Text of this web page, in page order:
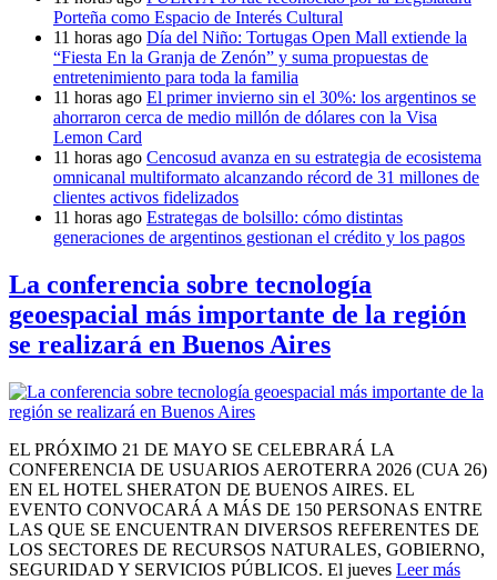
Porteña como Espacio de Interés Cultural
11 horas ago Día del Niño: Tortugas Open Mall extiende la
“Fiesta En la Granja de Zenón” y suma propuestas de
entretenimiento para toda la familia
11 horas ago El primer invierno sin el 30%: los argentinos se
ahorraron cerca de medio millón de dólares con la Visa
Lemon Card
11 horas ago Cencosud avanza en su estrategia de ecosistema
omnicanal multiformato alcanzando récord de 31 millones de
clientes activos fidelizados
11 horas ago Estrategas de bolsillo: cómo distintas
generaciones de argentinos gestionan el crédito y los pagos
La conferencia sobre tecnología
geoespacial más importante de la región
se realizará en Buenos Aires
EL PRÓXIMO 21 DE MAYO SE CELEBRARÁ LA
CONFERENCIA DE USUARIOS AEROTERRA 2026 (CUA 26)
EN EL HOTEL SHERATON DE BUENOS AIRES. EL
EVENTO CONVOCARÁ A MÁS DE 150 PERSONAS ENTRE
LAS QUE SE ENCUENTRAN DIVERSOS REFERENTES DE
LOS SECTORES DE RECURSOS NATURALES, GOBIERNO,
SEGURIDAD Y SERVICIOS PÚBLICOS. El jueves Leer más